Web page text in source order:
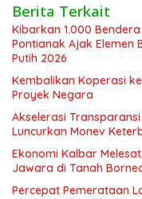
Berita Terkait
Kibarkan 1.000
Pontianak Ajak Elemen
Putih 2026
Kembalikan Koperasi
Proyek Negara
Akselerasi
Luncurkan Monev
Ekonomi Kalbar
Jawara di Tanah
Percepat Pemerataan